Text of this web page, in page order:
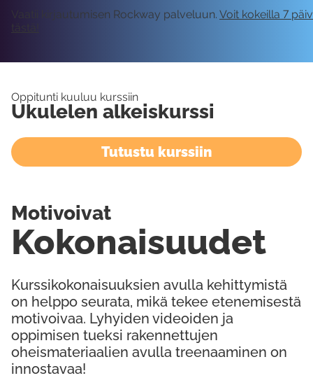
Vaatii kirjautumisen Rockway palveluun. Voit kokeilla 7
tästä!
Oppitunti kuuluu kurssiin
Ukulelen alkeiskurssi
Tutustu kurssiin
Kurssikokonaisuuksien avulla kehittymistä
on helppo seurata, mikä tekee etenemisestä
motivoivaa. Lyhyiden videoiden ja
oppimisen tueksi rakennettujen
oheismateriaalien avulla treenaaminen on
innostavaa!
Kokonaisuudet
Motivoivat